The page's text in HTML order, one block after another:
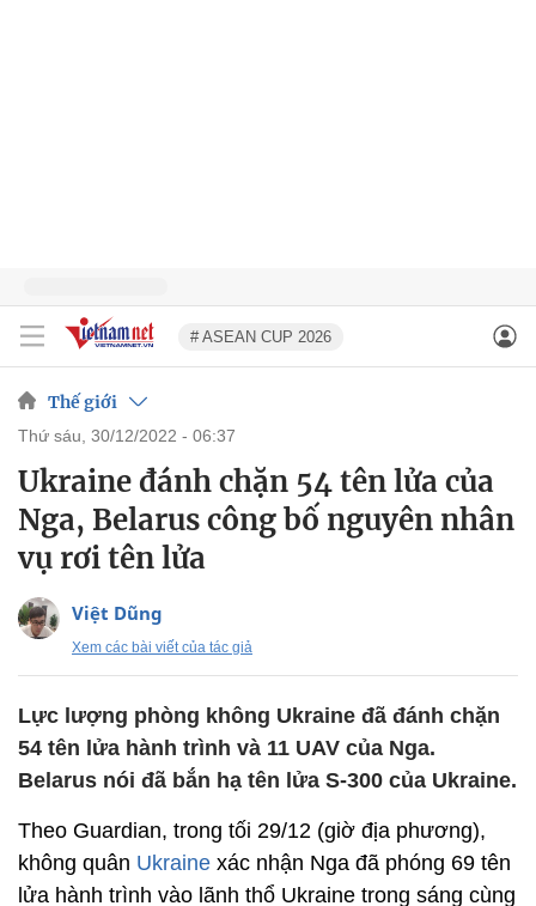
# ASEAN CUP 2026
Thế giới
thứ sáu, 30/12/2022 - 06:37
Ukraine đánh chặn 54 tên lửa của
Nga, Belarus công bố nguyên nhân
vụ rơi tên lửa
Việt Dũng
Xem các bài viết của tác giả
Lực lượng phòng không Ukraine đã đánh chặn
54 tên lửa hành trình và 11 UAV của Nga.
Belarus nói đã bắn hạ tên lửa S-300 của Ukraine.
Theo Guardian, trong tối 29/12 (giờ địa phương),
không quân Ukraine xác nhận Nga đã phóng 69 tên
lửa hành trình vào lãnh thổ Ukraine trong sáng cùng